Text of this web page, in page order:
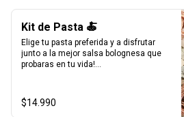
Kit de Pasta 🍝
Elige tu pasta preferida y a disfrutar
junto a la mejor salsa bolognesa que
probaras en tu vida!
400grs de bolognesa con abundante
carne mechada de vacuno.
$14.990